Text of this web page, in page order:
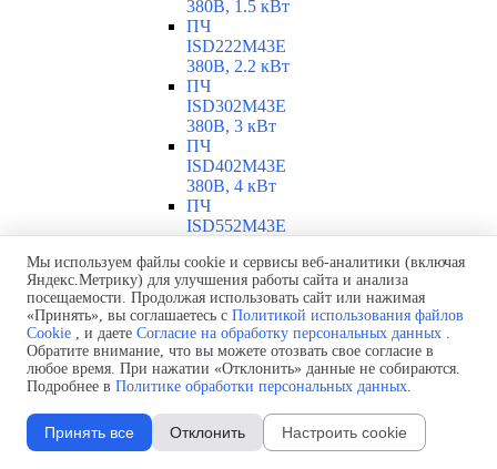
380В, 1.5 кВт
ПЧ
ISD222M43E
380В, 2.2 кВт
ПЧ
ISD302M43E
380В, 3 кВт
ПЧ
ISD402M43E
380В, 4 кВт
ПЧ
ISD552M43E
ПЧ
ISD752M43E
380В, 7.5 кВт
ПЧ ISD113M43E
380В, 11 кВт
ПЧ INNOVERT ISD
0.25-11 кВт ▼
Обзор ПЧ ISD
ПЧ ISD251U21B
220В, 0.25 кВт
Мы используем файлы cookie и сервисы веб-аналитики (включая
Яндекс.Метрику) для улучшения работы сайта и анализа
посещаемости. Продолжая использовать сайт или нажимая
«Принять», вы соглашаетесь с Политикой использования файлов
Cookie , и даете Согласие на обработку персональных данных .
Обратите внимание, что вы можете отозвать свое согласие в
любое время. При нажатии «Отклонить» данные не собираются.
Подробнее в Политике обработки персональных данных.
Принять все Отклонить Настроить cookie